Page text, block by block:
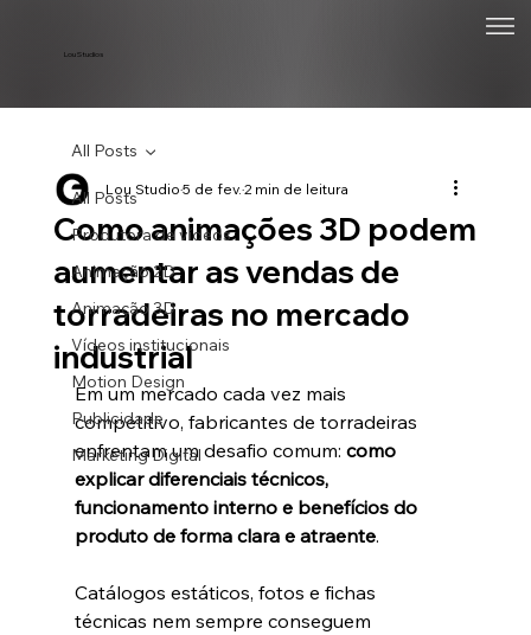
Lou Studios
All Posts
Produtora de vídeos
Animação 2D
Animação 3D
Vídeos institucionais
Motion Design
Publicidade
Marketing Digital
All Posts
Como animações 3D podem
aumentar as vendas de
torradeiras no mercado
industrial
Lou Studio5 de fev.2 min de leitura
Em um mercado cada vez mais
competitivo, fabricantes de torradeiras
enfrentam um desafio comum: como
explicar diferenciais técnicos,
funcionamento interno e benefícios do
produto de forma clara e atraente.
Catálogos estáticos, fotos e fichas
técnicas nem sempre conseguem